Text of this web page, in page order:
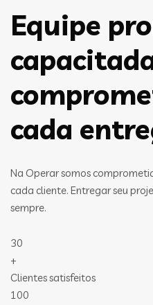
Equipe
cada
Na Operar somos
cada cliente. Entregar seu
sempre.
30
+
Clientes satisfeitos
100